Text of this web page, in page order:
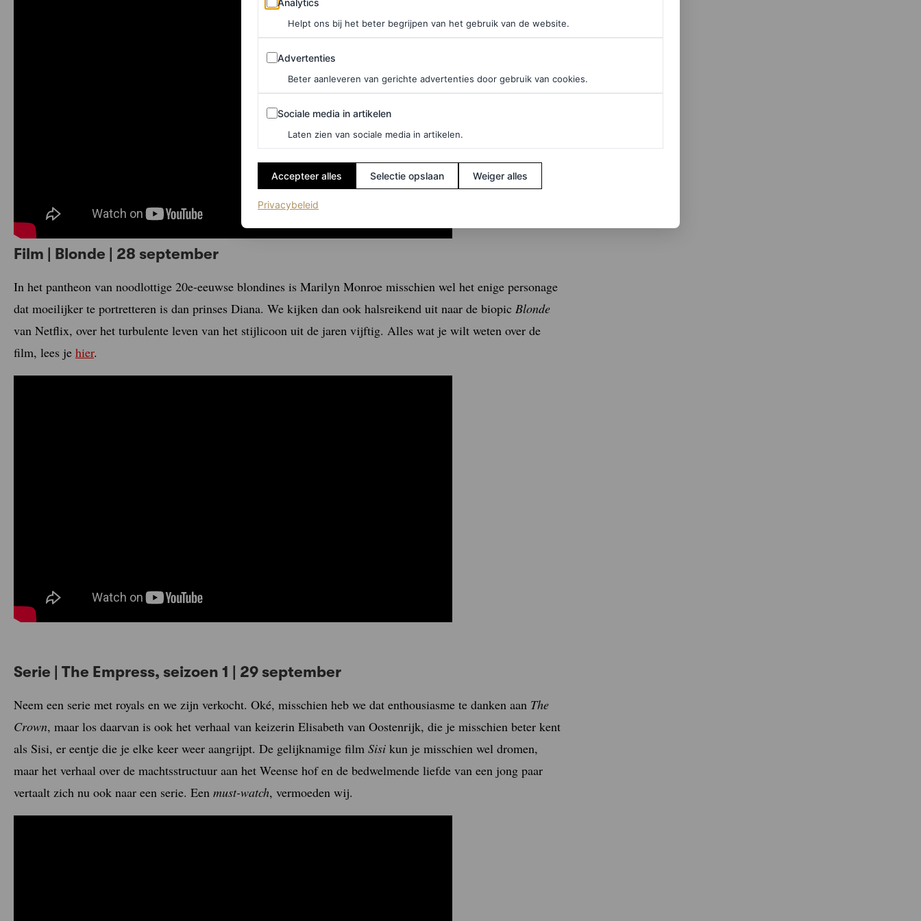
Film | Blonde | 28 september
In het pantheon van noodlottige 20e-eeuwse blondines is Marilyn Monroe misschien wel het enige personage
dat moeilijker te portretteren is dan prinses Diana. We kijken dan ook halsreikend uit naar de biopic Blonde
van Netflix, over het turbulente leven van het stijlicoon uit de jaren vijftig. Alles wat je wilt weten over de
film, lees je hier.
Serie | The Empress, seizoen 1 | 29 september
Neem een serie met royals en we zijn verkocht. Oké, misschien heb we dat enthousiasme te danken aan The
Crown, maar los daarvan is ook het verhaal van keizerin Elisabeth van Oostenrijk, die je misschien beter kent
als Sisi, er eentje die je elke keer weer aangrijpt. De gelijknamige film Sisi kun je misschien wel dromen,
maar het verhaal over de machtsstructuur aan het Weense hof en de bedwelmende liefde van een jong paar
vertaalt zich nu ook naar een serie. Een must-watch, vermoeden wij.
Helpt ons bij het beter begrijpen van het gebruik van de website.
Advertenties
Advertenties
Beter aanleveren van gerichte advertenties door gebruik van cookies.
Sociale media in artikelen
Sociale media in artikelen
Laten zien van sociale media in artikelen.
Accepteer alles Selectie opslaan Weiger alles
Privacybeleid